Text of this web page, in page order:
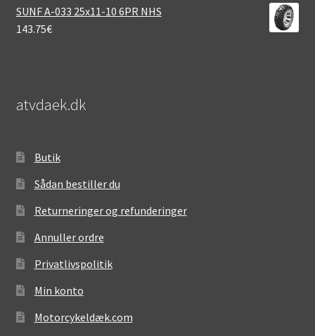
SUNF A-033 25x11-10 6PR NHS
143.75€
atvdaek.dk
Butik
Sådan bestiller du
Returneringer og refunderinger
Annuller ordre
Privatlivspolitik
Min konto
Motorcykeldæk.com